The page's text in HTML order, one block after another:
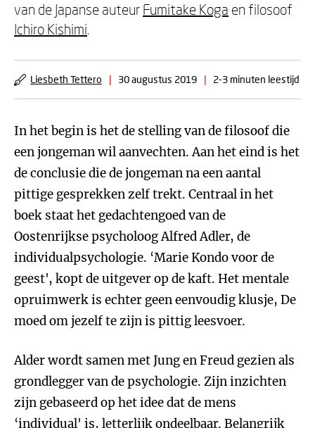
van de Japanse auteur Fumitake Koga en filosoof
Ichiro Kishimi.
Liesbeth Tettero | 30 augustus 2019 | 2-3 minuten leestijd
In het begin is het de stelling van de filosoof die
een jongeman wil aanvechten. Aan het eind is het
de conclusie die de jongeman na een aantal
pittige gesprekken zelf trekt. Centraal in het
boek staat het gedachtengoed van de
Oostenrijkse psycholoog Alfred Adler, de
individualpsychologie. ‘Marie Kondo voor de
geest', kopt de uitgever op de kaft. Het mentale
opruimwerk is echter geen eenvoudig klusje, De
moed om jezelf te zijn is pittig leesvoer.
Alder wordt samen met Jung en Freud gezien als
grondlegger van de psychologie. Zijn inzichten
zijn gebaseerd op het idee dat de mens
‘individual' is, letterlijk ondeelbaar. Belangrijk